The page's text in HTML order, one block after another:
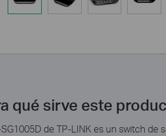
qué sirve este
SG1005D de TP-LINK es un switch